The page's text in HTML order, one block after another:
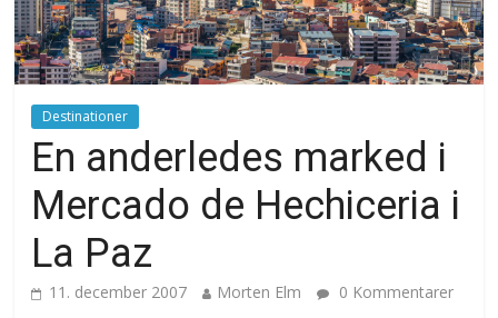
Destinationer
En anderledes marked i
Mercado de Hechiceria i
La Paz
11. december 2007 Morten Elm 0 Kommentarer